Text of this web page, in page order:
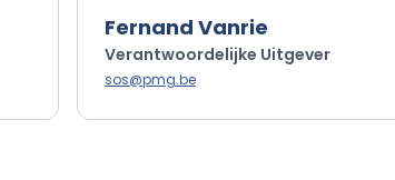
Fernand Vanrie
Verantwoordelijke Uitgever
sos@pmg.be